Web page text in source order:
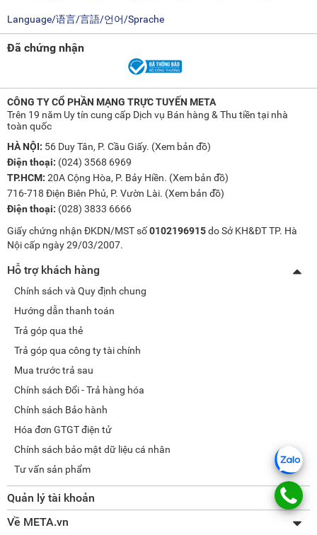
Language/语言/言語/언어/Sprache
Đã chứng nhận
CÔNG TY CỔ PHẦN MẠNG TRỰC TUYẾN META
Trên 19 năm Uy tín cung cấp Dịch vụ Bán hàng & Thu tiền tại nhà
toàn quốc
HÀ NỘI: 56 Duy Tân, P. Cầu Giấy. (Xem bản đồ)
Điện thoại: (024) 3568 6969
TP.HCM: 20A Cộng Hòa, P. Bảy Hiền. (Xem bản đồ)
716-718 Điện Biên Phủ, P. Vườn Lài. (Xem bản đồ)
Điện thoại: (028) 3833 6666
Giấy chứng nhận ĐKDN/MST số0102196915do Sở KH&ĐT TP. Hà
Nội cấp ngày 29/03/2007.
Hỗ trợ khách hàng
Chính sách và Quy định chung
Hướng dẫn thanh toán
Trả góp qua thẻ
Trả góp qua công ty tài chính
Mua trước trả sau
Chính sách Đổi - Trả hàng hóa
Chính sách Bảo hành
Hóa đơn GTGT điện tử
Chính sách bảo mật dữ liệu cá nhân
Tư vấn sản phẩm
Quản lý tài khoản
Thay đổi thông tin
Về META.vn